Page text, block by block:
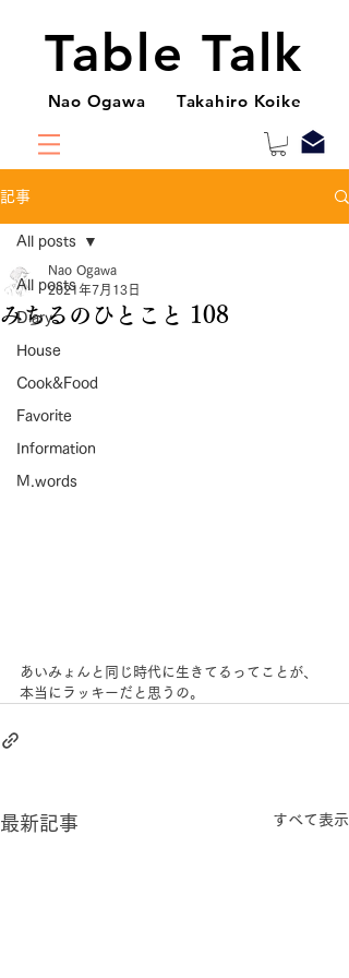
Table Talk
Nao Ogawa Takahiro Koike
記事
All posts
Diary
House
Cook&Food
Favorite
Information
M.words
All posts
みちるのひとこと 108
Nao Ogawa
2021年7月13日
あいみょんと同じ時代に生きてるってことが、
本当にラッキーだと思うの。
最新記事 すべて表示